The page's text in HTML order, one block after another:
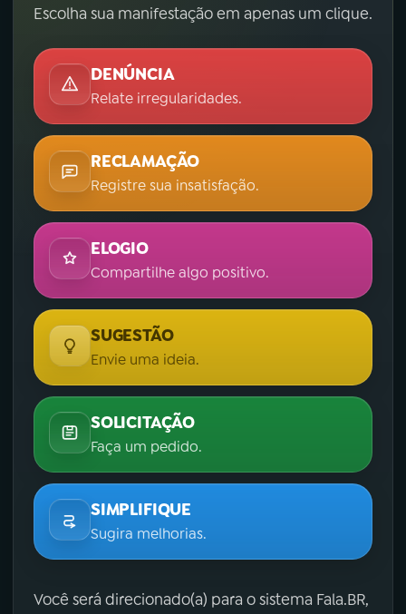
Escolha sua manifestação em apenas um clique.
DENÚNCIA
Relate irregularidades.
RECLAMAÇÃO
Registre sua insatisfação.
ELOGIO
Compartilhe algo positivo.
SUGESTÃO
Envie uma ideia.
SOLICITAÇÃO
Faça um pedido.
SIMPLIFIQUE
Sugira melhorias.
Você será direcionado(a) para o sistema Fala.BR,